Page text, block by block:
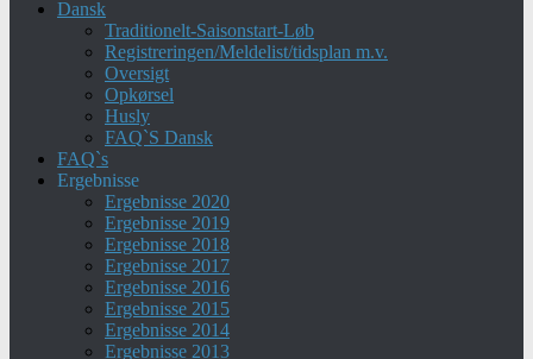
Dansk
Traditionelt-Saisonstart-Løb
Registreringen/Meldelist/tidsplan m.v.
Oversigt
Opkørsel
Husly
FAQ`S Dansk
FAQ`s
Ergebnisse
Ergebnisse 2020
Ergebnisse 2019
Ergebnisse 2018
Ergebnisse 2017
Ergebnisse 2016
Ergebnisse 2015
Ergebnisse 2014
Ergebnisse 2013